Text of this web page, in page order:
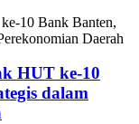
HUT ke-10
dalam